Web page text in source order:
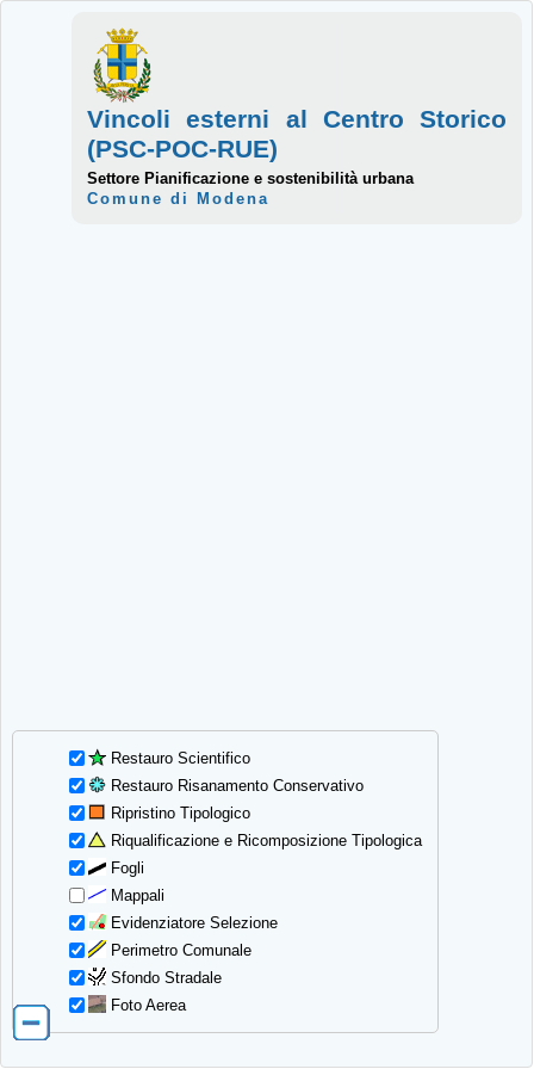
Restauro Scientifico
Restauro Risanamento Conservativo
Ripristino Tipologico
Riqualificazione e Ricomposizione Tipologica
Fogli
Mappali
Evidenziatore Selezione
Perimetro Comunale
Sfondo Stradale
Foto Aerea
Vincoli esterni al Centro Storico
(PSC-POC-RUE)
Settore Pianificazione e sostenibilità urbana
Comune di Modena